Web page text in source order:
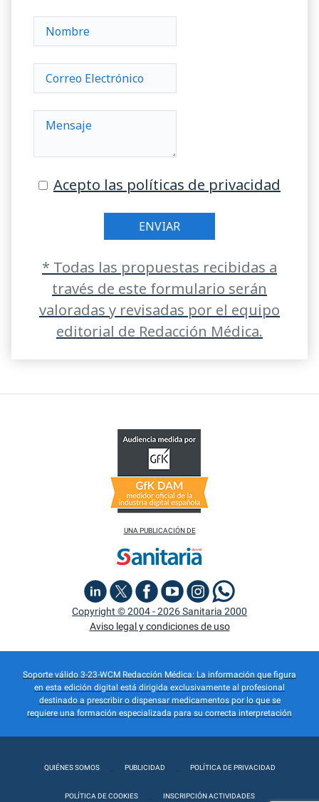
Acepto las políticas de privacidad
* Todas las propuestas recibidas a
través de este formulario serán
valoradas y revisadas por el equipo
editorial de Redacción Médica.
UNA PUBLICACIÓN DE
Copyright © 2004 - 2026 Sanitaria 2000
Aviso legal y condiciones de uso
Soporte válido 3-23-WCM Redacción Médica: La información que figura
en esta edición digital está dirigida exclusivamente al profesional
destinado a prescribir o dispensar medicamentos por lo que se
requiere una formación especializada para su correcta interpretación
QUIÉNES SOMOS PUBLICIDAD POLÍTICA DE PRIVACIDAD
POLÍTICA DE COOKIES INSCRIPCIÓN ACTIVIDADES